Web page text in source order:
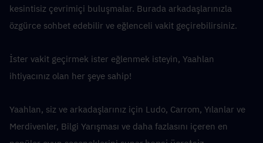
kesintisiz çevrimiçi buluşmalar. Burada arkadaşlarınızla
özgürce sohbet edebilir ve eğlenceli vakit geçirebilirsiniz.
İster vakit geçirmek ister eğlenmek isteyin, Yaahlan
ihtiyacınız olan her şeye sahip!
Yaahlan, siz ve arkadaşlarınız için Ludo, Carrom, Yılanlar ve
Merdivenler, Bilgi Yarışması ve daha fazlasını içeren en